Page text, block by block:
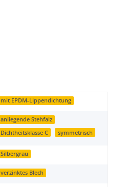
mit EPDM-Lippendichtung
anliegende Stehfalz
Dichtheitsklasse C
symmetrisch
Silbergrau
verzinktes Blech